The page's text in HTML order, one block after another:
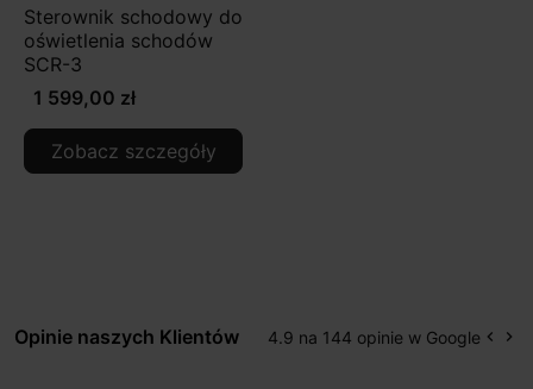
Sterownik schodowy do
oświetlenia schodów
SCR-3
1 599,00 zł
Zobacz szczegóły
Opinie naszych Klientów 4.9 na 144 opinie w Google keyboard_arrow_left keyboard_arrow_right